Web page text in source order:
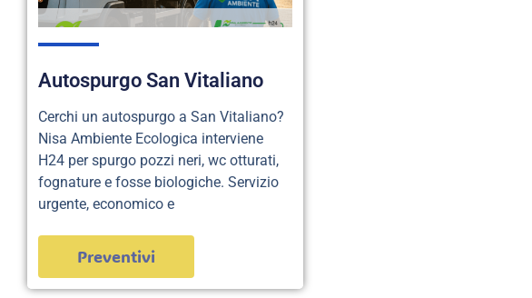
Autospurgo San Vitaliano
Cerchi un autospurgo a San Vitaliano?
Nisa Ambiente Ecologica interviene
H24 per spurgo pozzi neri, wc otturati,
fognature e fosse biologiche. Servizio
urgente, economico e
Preventivi